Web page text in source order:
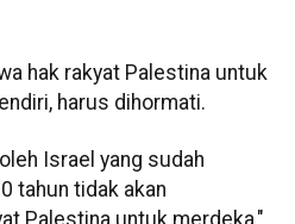
hak rakyat Palestina untuk
harus dihormati.
Israel yang sudah
tahun tidak akan
Palestina untuk merdeka,"